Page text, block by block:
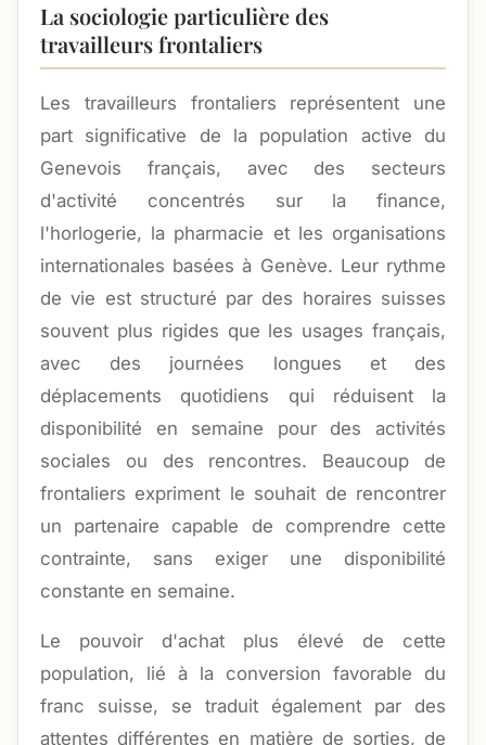
La sociologie particulière des
travailleurs frontaliers
Les travailleurs frontaliers représentent une
part significative de la population active du
Genevois français, avec des secteurs
d'activité concentrés sur la finance,
l'horlogerie, la pharmacie et les organisations
internationales basées à Genève. Leur rythme
de vie est structuré par des horaires suisses
souvent plus rigides que les usages français,
avec des journées longues et des
déplacements quotidiens qui réduisent la
disponibilité en semaine pour des activités
sociales ou des rencontres. Beaucoup de
frontaliers expriment le souhait de rencontrer
un partenaire capable de comprendre cette
contrainte, sans exiger une disponibilité
constante en semaine.
Le pouvoir d'achat plus élevé de cette
population, lié à la conversion favorable du
franc suisse, se traduit également par des
attentes différentes en matière de sorties, de